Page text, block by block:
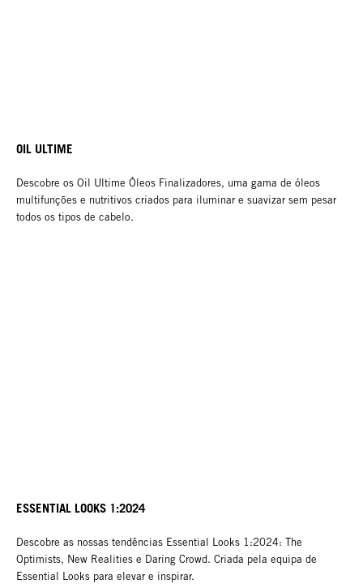
OIL ULTIME
Descobre os Oil Ultime Óleos Finalizadores, uma gama de óleos
multifunções e nutritivos criados para iluminar e suavizar sem pesar
todos os tipos de cabelo.
ESSENTIAL LOOKS 1:2024
Descobre as nossas tendências Essential Looks 1:2024: The
Optimists, New Realities e Daring Crowd. Criada pela equipa de
Essential Looks para elevar e inspirar.